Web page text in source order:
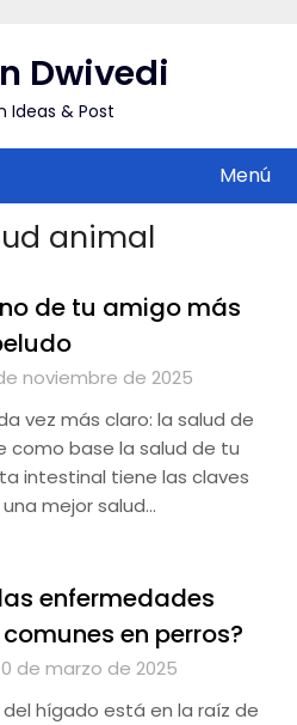
Dwivedi
Ideas & Post
Menú
animal
de tu amigo más
noviembre de 2025
vez más claro: la salud de
como base la salud de tu
intestinal tiene las claves
mejor salud…
enfermedades
en perros?
de marzo de 2025
hígado está en la raíz de